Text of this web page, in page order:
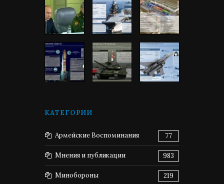
КАТЕГОРИИ
Армейские Воспоминания 77
Мнения и публикации 983
Минобороны 219